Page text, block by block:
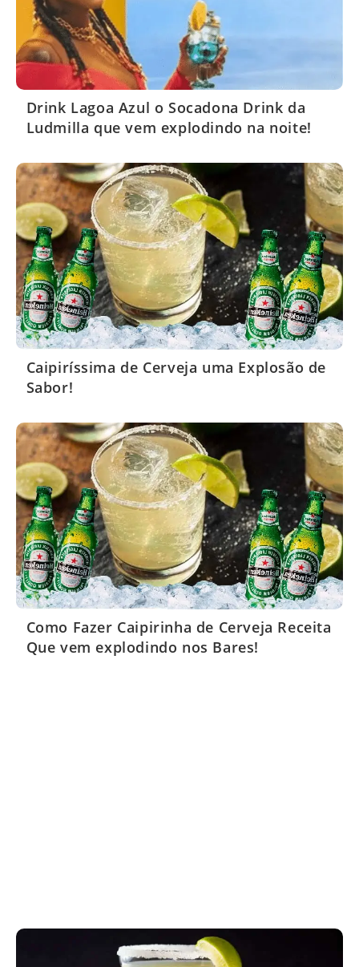
Drink Lagoa Azul o Socadona Drink da
Ludmilla que vem explodindo na noite!
Caipiríssima de Cerveja uma Explosão de
Sabor!
Como Fazer Caipirinha de Cerveja Receita
Que vem explodindo nos Bares!